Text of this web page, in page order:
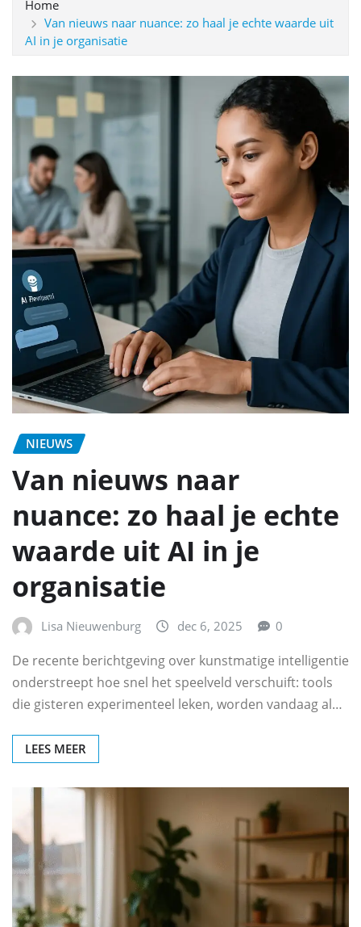
Home
Van nieuws naar nuance: zo haal je echte waarde uit
AI in je organisatie
NIEUWS
Van nieuws naar
nuance: zo haal je echte
waarde uit AI in je
organisatie
Lisa Nieuwenburg dec 6, 2025 0
De recente berichtgeving over kunstmatige intelligentie
onderstreept hoe snel het speelveld verschuift: tools
die gisteren experimenteel leken, worden vandaag al…
LEES MEER